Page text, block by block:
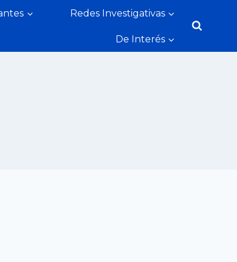
Redes Investigativas
De Interés